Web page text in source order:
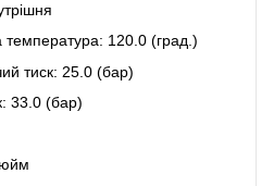
120.0 (град.)
тиск: 25.0 (бар)
33.0 (бар)